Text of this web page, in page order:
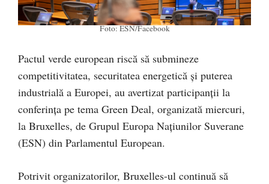
Foto: ESN/Facebook
Pactul verde european riscă să submineze
competitivitatea, securitatea energetică și puterea
industrială a Europei, au avertizat participanții la
conferința pe tema Green Deal, organizată miercuri,
la Bruxelles, de Grupul Europa Națiunilor Suverane
(ESN) din Parlamentul European.
Potrivit organizatorilor, Bruxelles-ul continuă să